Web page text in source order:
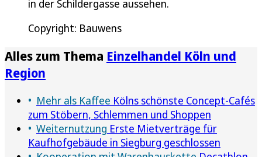
in der Schildergasse aussehen.
Copyright: Bauwens
Alles zum Thema Einzelhandel Köln und
Region
Mehr als Kaffee Kölns schönste Concept-Cafés
zum Stöbern, Schlemmen und Shoppen
Weiternutzung Erste Mietverträge für
Kaufhofgebäude in Siegburg geschlossen